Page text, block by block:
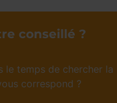
conseillé ?
le temps de chercher la
correspond ?